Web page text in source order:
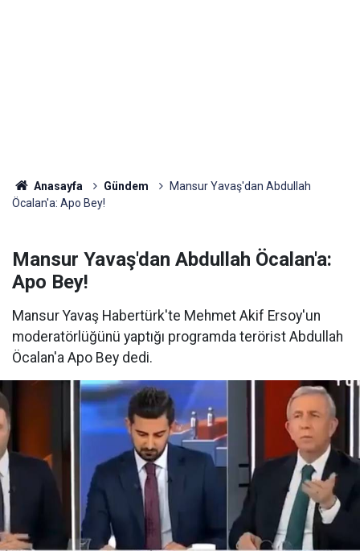
Anasayfa Gündem
Mansur Yavaş'dan Abdullah
Öcalan'a: Apo Bey!
Mansur Yavaş'dan Abdullah Öcalan'a:
Apo Bey!
Mansur Yavaş Habertürk'te Mehmet Akif Ersoy'un
moderatörlüğünü yaptığı programda terörist Abdullah
Öcalan'a Apo Bey dedi.